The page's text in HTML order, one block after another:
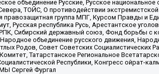
объединение Русские, Русское
ТОЙС, О противодействии
группа МПГ, Курсом Правды и
Русская республика Русь, Арестантское
Сибирский державный союз, Фонд борьбы с
объединение русского движения,
Родов, Совет Советских Социалистических
Татарстанское Региональное
Республики, Конгресс ойрат-
Сергей Фургал